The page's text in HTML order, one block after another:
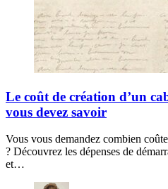
Le coût de création d’un
vous devez savoir
Vous vous demandez combien
? Découvrez les dépenses de
et…